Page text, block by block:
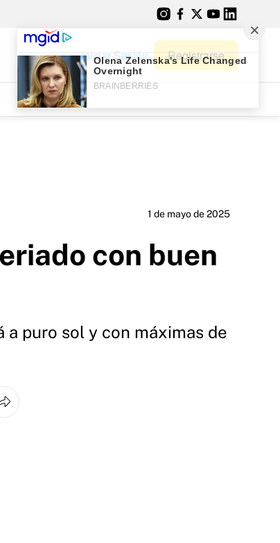
Iniciar Sesión Registrarse
1 de mayo de 2025
con buen
a puro sol y con máximas de